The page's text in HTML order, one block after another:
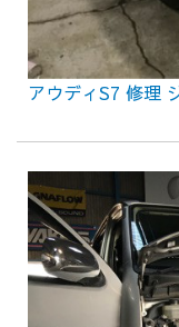
アウディS7 修理